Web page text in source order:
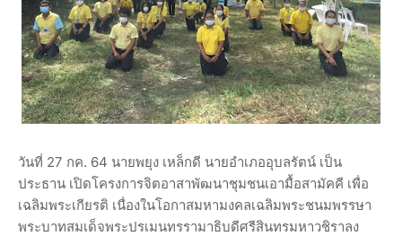
วันที่ 27 กค. 64 นายพยุง เหล็กดี นายอำเภออุบลรัตน์ เป็น
ประธาน เปิดโครงการจิตอาสาพัฒนาชุมชนเอามื้อสามัคคี เพื่อ
เฉลิมพระเกียรติ เนื่องในโอกาสมหามงคลเฉลิมพระชนมพรรษา
พระบาทสมเด็จพระปรเมนทรรามาธิบดีศรีสินทรมหาวชิราลง